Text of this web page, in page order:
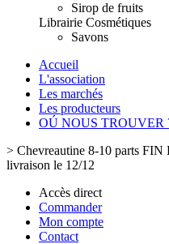
Sirop de fruits
Librairie Cosmétiques
Savons
Accueil
L'association
Les marchés
Les producteurs
OÚ NOUS TROUVER
> Chevreautine 8-10 parts
livraison le 12/12
Accès direct
Commander
Mon compte
Contact